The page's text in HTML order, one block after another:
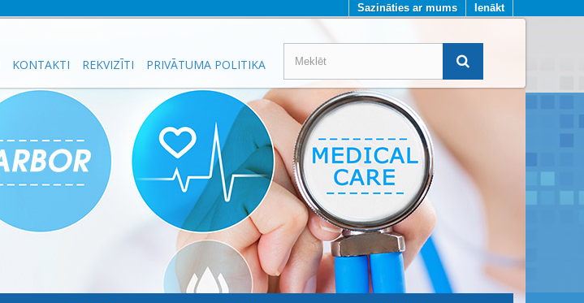
Ienākt
Sazināties ar mums
KONTAKTI REKVIZĪTI PRIVĀTUMA POLITIKA